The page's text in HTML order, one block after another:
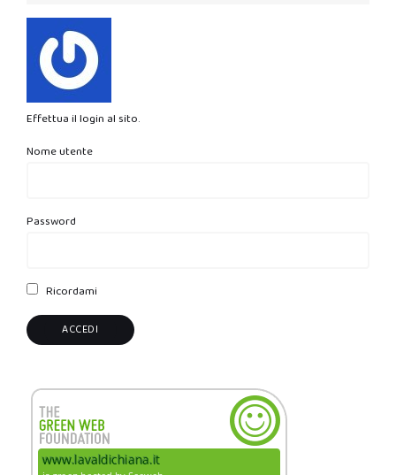
Effettua il login al sito.
Nome utente
Password
Ricordami